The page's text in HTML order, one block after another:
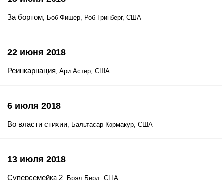
За бортом, Боб Фишер, Роб Гринберг, США
22 июня 2018
Реинкарнация, Ари Астер, США
6 июля 2018
Во власти стихии, Бальтасар Кормакур, США
13 июля 2018
Суперсемейка 2, Брэд Берд, США